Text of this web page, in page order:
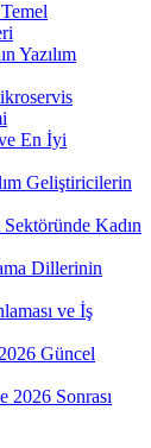
Yazılım
En İyi
Geliştiricilerin
Sektöründe Kadın
Dillerinin
ve İş
Güncel
2026 Sonrası